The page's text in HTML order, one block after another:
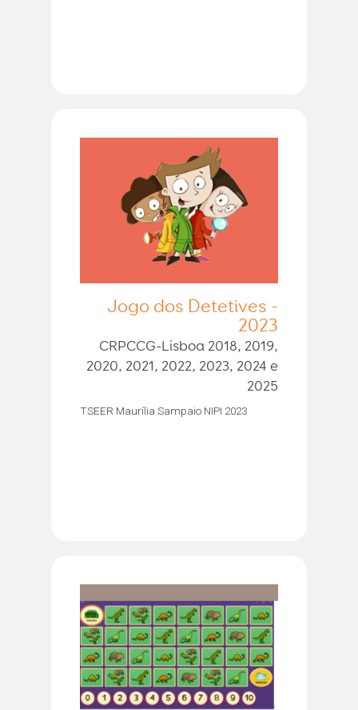
Jogo dos Detetives -
2023
CRPCCG-Lisboa 2018, 2019,
2020, 2021, 2022, 2023, 2024 e
2025
TSEER Maurília Sampaio NIPI 2023